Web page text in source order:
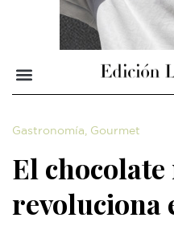
Gastronomía, Gourmet
El chocolate
revoluciona